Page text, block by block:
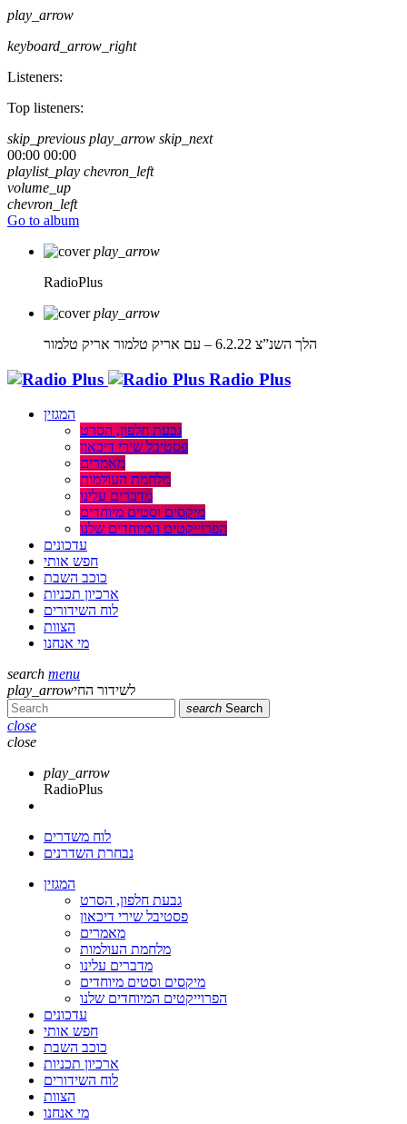
play_arrow
keyboard_arrow_right
Listeners:
Top listeners:
skip_previous play_arrow skip_next
00:00 00:00
playlist_play chevron_left
volume_up
chevron_left
Go to album
play_arrow
RadioPlus
play_arrow
הלך השנ”צ 6.2.22 – עם אריק טלמור
אריק טלמור
Radio Plus
המגזין
גבעת חלפון, הסרט
פסטיבל שירי דיכאון
מאמרים
מלחמת העולמות
מדברים עלינו
מיקסים וסטים מיוחדים
הפרוייקטים המיוחדים שלנו
עדכונים
חפש אותי
כוכב השבת
ארכיון תכניות
לוח השידורים
הצוות
מי אנחנו
search menu
play_arrowלשידור החי
search Search
close
close
play_arrow
RadioPlus
לוח משדרים
נבחרת השדרנים
המגזין
גבעת חלפון, הסרט
פסטיבל שירי דיכאון
מאמרים
מלחמת העולמות
מדברים עלינו
מיקסים וסטים מיוחדים
הפרוייקטים המיוחדים שלנו
עדכונים
חפש אותי
כוכב השבת
ארכיון תכניות
לוח השידורים
הצוות
מי אנחנו